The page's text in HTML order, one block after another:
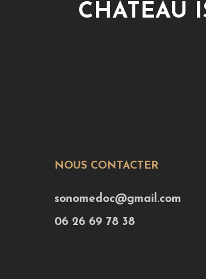
CHÂTEAU
NOUS CONTACTER
sonomedoc@gmail.com
06 26 69 78 38